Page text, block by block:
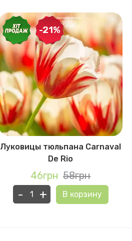
-21%
Луковицы тюльпана Carnaval
De Rio
46грн 58грн
- + В корзину